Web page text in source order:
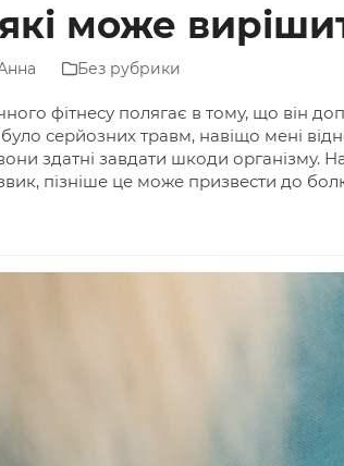
може
Без рубрики
фітнесу полягає в тому, що він
серйозних травм, навіщо мені
здатні завдати шкоди організму.
пізніше це може призвести до